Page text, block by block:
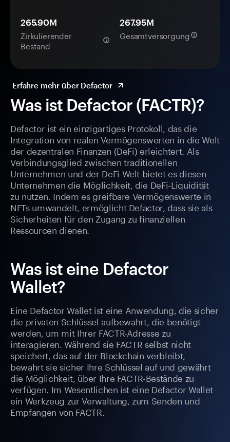
Was ist Defactor (FACTR)?
Defactor ist ein einzigartiges Protokoll, das die
Integration von realen Vermögenswerten in die Welt
der dezentralen Finanzen (DeFi) erleichtert. Als
Verbindungsglied zwischen traditionellen
Unternehmen und der DeFi-Welt bietet es diesen
Unternehmen die Möglichkeit, die DeFi-Liquidität
zu nutzen. Indem es greifbare Vermögenswerte in
NFTs umwandelt, ermöglicht Defactor, dass sie als
Sicherheiten für den Zugang zu finanziellen
Ressourcen dienen.
Was ist eine Defactor
Wallet?
Eine Defactor Wallet ist eine Anwendung, die sicher
die privaten Schlüssel aufbewahrt, die benötigt
werden, um mit Ihrer FACTR-Adresse zu
interagieren. Während sie FACTR selbst nicht
speichert, das auf der Blockchain verbleibt,
bewahrt sie sicher Ihre Schlüssel auf und gewährt
die Möglichkeit, über Ihre FACTR-Bestände zu
verfügen. Im Wesentlichen ist eine Defactor Wallet
ein Werkzeug zur Verwaltung, zum Senden und
Empfangen von FACTR.
265.90M
Zirkulierender
Bestand
267.95M
Gesamtversorgung
Erfahre mehr über Defactor